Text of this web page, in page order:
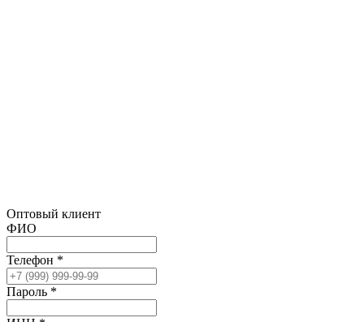
Оптовый клиент
ФИО
Телефон *
Пароль *